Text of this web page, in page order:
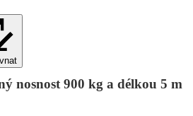
nosnost 900 kg a délkou 5 m